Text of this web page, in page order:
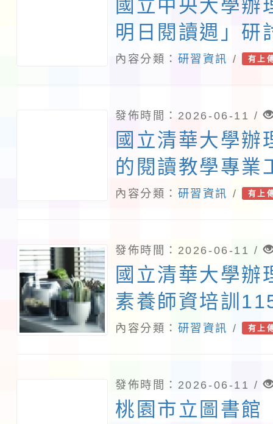
國立中央大學辦
明日閱讀週」研
內容分類： 研習資訊 / 有上
發佈時間：2026-06-11 /
國立清華大學辦
的閱讀教學專業
內容分類： 研習資訊 / 有上
發佈時間：2026-06-11 /
國立清華大學辦
素養師資培訓
說明會」
內容分類： 研習資訊 / 有上
發佈時間：2026-06-11 /
桃園市立圖書館